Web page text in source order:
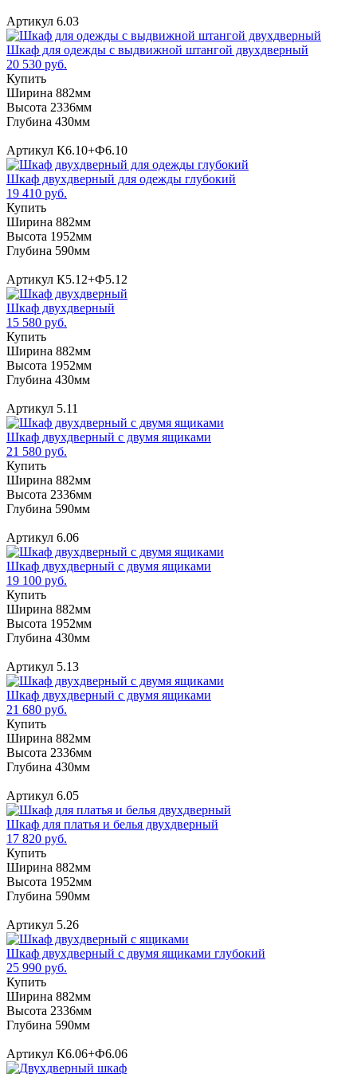
Артикул 6.03
Шкаф для одежды с выдвижной штангой двухдверный
20 530 руб.
Купить
Ширина 882мм
Высота 2336мм
Глубина 430мм
Артикул К6.10+Ф6.10
Шкаф двухдверный для одежды глубокий
19 410 руб.
Купить
Ширина 882мм
Высота 1952мм
Глубина 590мм
Артикул К5.12+Ф5.12
Шкаф двухдверный
15 580 руб.
Купить
Ширина 882мм
Высота 1952мм
Глубина 430мм
Артикул 5.11
Шкаф двухдверный с двумя ящиками
21 580 руб.
Купить
Ширина 882мм
Высота 2336мм
Глубина 590мм
Артикул 6.06
Шкаф двухдверный с двумя ящиками
19 100 руб.
Купить
Ширина 882мм
Высота 1952мм
Глубина 430мм
Артикул 5.13
Шкаф двухдверный с двумя ящиками
21 680 руб.
Купить
Ширина 882мм
Высота 2336мм
Глубина 430мм
Артикул 6.05
Шкаф для платья и белья двухдверный
17 820 руб.
Купить
Ширина 882мм
Высота 1952мм
Глубина 590мм
Артикул 5.26
Шкаф двухдверный с двумя ящиками глубокий
25 990 руб.
Купить
Ширина 882мм
Высота 2336мм
Глубина 590мм
Артикул К6.06+Ф6.06